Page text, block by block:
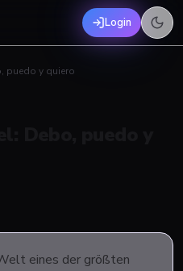
Login
puedo y quiero
eines der größten